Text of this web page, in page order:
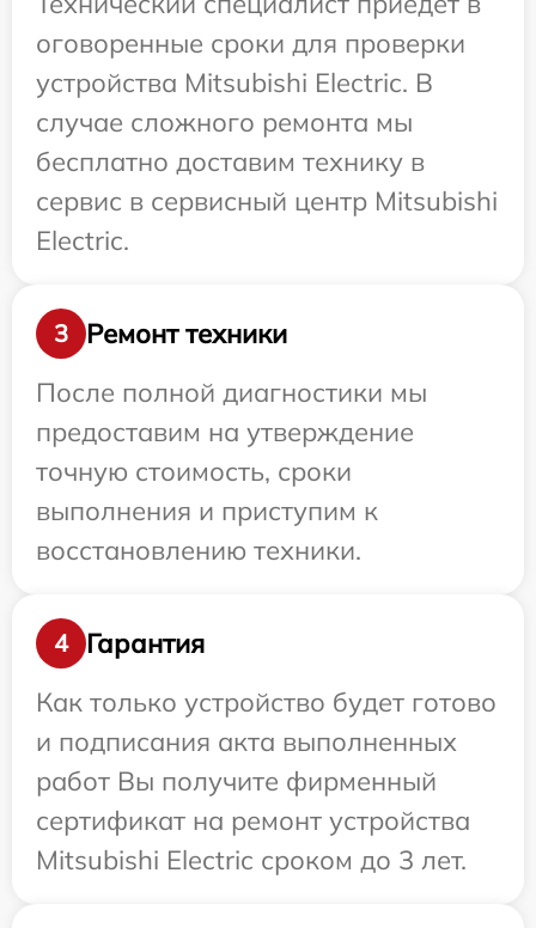
оговоренные сроки для проверки
устройства Mitsubishi Electric. В
случае сложного ремонта мы
бесплатно доставим технику в
сервис в сервисный центр Mitsubishi
Electric.
3
Ремонт техники
После полной диагностики мы
предоставим на утверждение
точную стоимость, сроки
выполнения и приступим к
восстановлению техники.
4
Гарантия
Как только устройство будет готово
и подписания акта выполненных
работ Вы получите фирменный
сертификат на ремонт устройства
Mitsubishi Electric сроком до 3 лет.